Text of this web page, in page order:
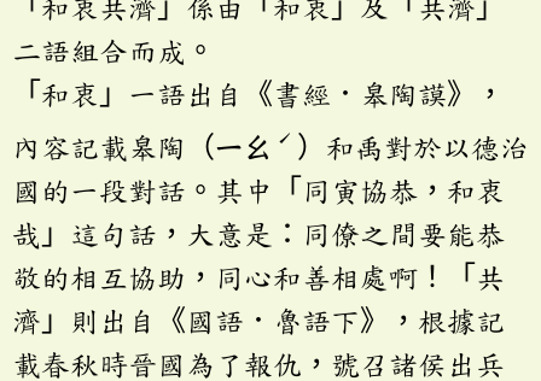
「和衷共濟」係由「和衷」及「共濟」
二語組合而成。
「和衷」一語出自《書經．皋陶謨》，
內容記載皋陶（ㄧㄠ ˊ ）和禹對於以德治
國的一段對話。其中「同寅協恭，和衷
哉」這句話，大意是：同僚之間要能恭
敬的相互協助，同心和善相處啊！「共
濟」則出自《國語．魯語下》，根據記
載春秋時晉國為了報仇，號召諸侯出兵